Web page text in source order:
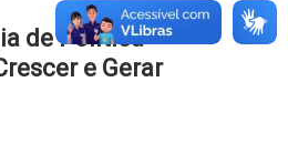
de Política
e Gerar